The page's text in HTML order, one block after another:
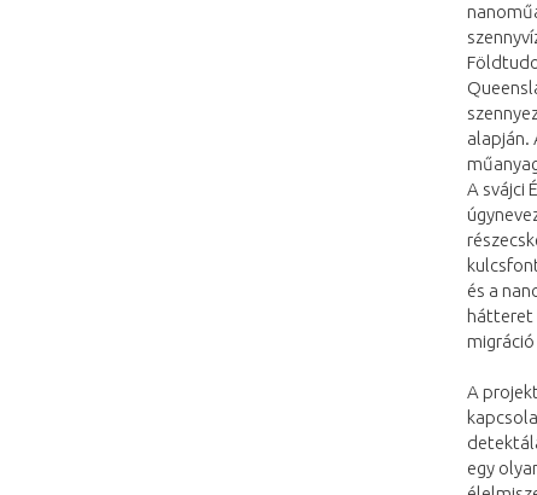
alapján.
A svájci
és a
hátteret
A
egy